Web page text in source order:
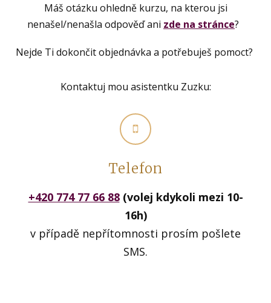
Máš otázku ohledně kurzu, na kterou jsi
nenašel/nenašla odpověď ani zde na stránce?
Nejde Ti dokončit objednávka a potřebuješ pomoct?
Kontaktuj mou asistentku Zuzku:
Telefon
+420 774 77 66 88(volej kdykoli mezi 10-
16h)
v případě nepřítomnosti prosím pošlete
SMS.